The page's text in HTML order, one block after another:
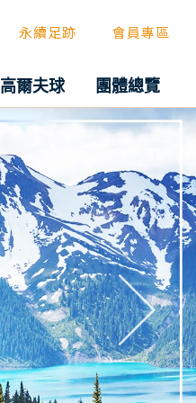
永續足跡 會員專區
高爾夫球 團體總覽
往後